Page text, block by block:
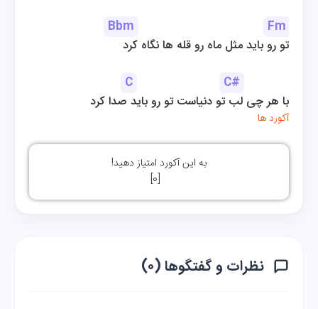
Bbm
Fm
تو رو باید مثل ماه رو قله ها نگاه کرد
C
C#
با هر چی لب تو دنیاست تو رو باید صدا کرد
آکورد ها
به این آکورد امتیاز دهید!
[
0
]
نظرات و گفتگوها (۰)